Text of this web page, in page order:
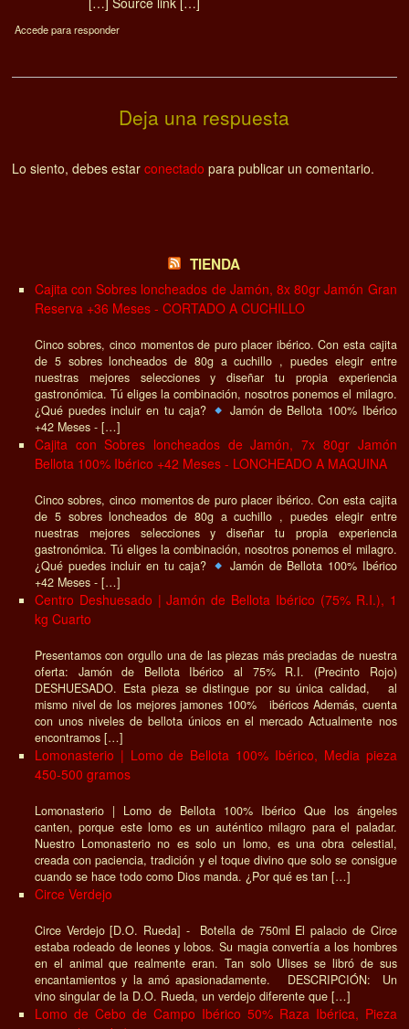
Accede para responder
Deja una respuesta
Lo siento, debes estarconectado para publicar un comentario.
TIENDA
Cajita con Sobres loncheados de Jamón, 8x 80gr Jamón Gran
Reserva +36 Meses - CORTADO A CUCHILLO
Cinco sobres, cinco momentos de puro placer ibérico. Con esta cajita
de 5 sobres loncheados de 80g a cuchillo , puedes elegir entre
nuestras mejores selecciones y diseñar tu propia experiencia
gastronómica. Tú eliges la combinación, nosotros ponemos el milagro.
¿Qué puedes incluir en tu caja?
Jamón de Bellota 100% Ibérico
+42 Meses - […]
Cajita con Sobres loncheados de Jamón, 7x 80gr Jamón
Bellota 100% Ibérico +42 Meses - LONCHEADO A MAQUINA
Cinco sobres, cinco momentos de puro placer ibérico. Con esta cajita
de 5 sobres loncheados de 80g a cuchillo , puedes elegir entre
nuestras mejores selecciones y diseñar tu propia experiencia
gastronómica. Tú eliges la combinación, nosotros ponemos el milagro.
¿Qué puedes incluir en tu caja?
Jamón de Bellota 100% Ibérico
+42 Meses - […]
Centro Deshuesado | Jamón de Bellota Ibérico (75% R.I.), 1
kg Cuarto
Presentamos con orgullo una de las piezas más preciadas de nuestra
oferta: Jamón de Bellota Ibérico al 75% R.I. (Precinto Rojo)
DESHUESADO. Esta pieza se distingue por su única calidad, al
mismo nivel de los mejores jamones 100% ibéricos Además, cuenta
con unos niveles de bellota únicos en el mercado Actualmente nos
encontramos […]
Lomonasterio | Lomo de Bellota 100% Ibérico, Media pieza
450-500 gramos
Lomonasterio | Lomo de Bellota 100% Ibérico Que los ángeles
canten, porque este lomo es un auténtico milagro para el paladar.
Nuestro Lomonasterio no es solo un lomo, es una obra celestial,
creada con paciencia, tradición y el toque divino que solo se consigue
cuando se hace todo como Dios manda. ¿Por qué es tan […]
Circe Verdejo
Circe Verdejo [D.O. Rueda] - Botella de 750ml El palacio de Circe
estaba rodeado de leones y lobos. Su magia convertía a los hombres
en el animal que realmente eran. Tan solo Ulises se libró de sus
encantamientos y la amó apasionadamente. DESCRIPCIÓN: Un
vino singular de la D.O. Rueda, un verdejo diferente que […]
Lomo de Cebo de Campo Ibérico 50% Raza Ibérica, Pieza